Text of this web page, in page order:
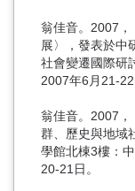
翁佳音。2007，
展〉，發表於中
社會變遷國際研
2007年6月21-22
翁佳音。2007
群、歷史與地域
學館北棟3樓：
20-21日。